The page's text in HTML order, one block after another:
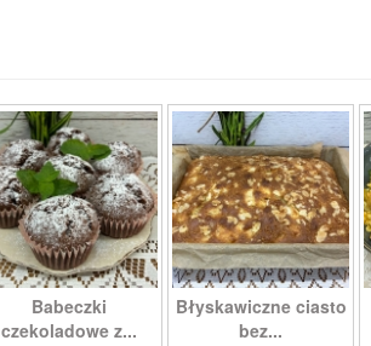
Babeczki
czekoladowe z...
Błyskawiczne ciasto
bez...